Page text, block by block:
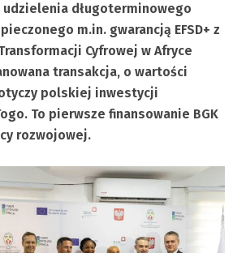
długoterminowego
m.in. gwarancją EFSD+ z
Cyfrowej w Afryce
transakcja, o wartości
polskiej inwestycji
To pierwsze finansowanie BGK
rozwojowej.